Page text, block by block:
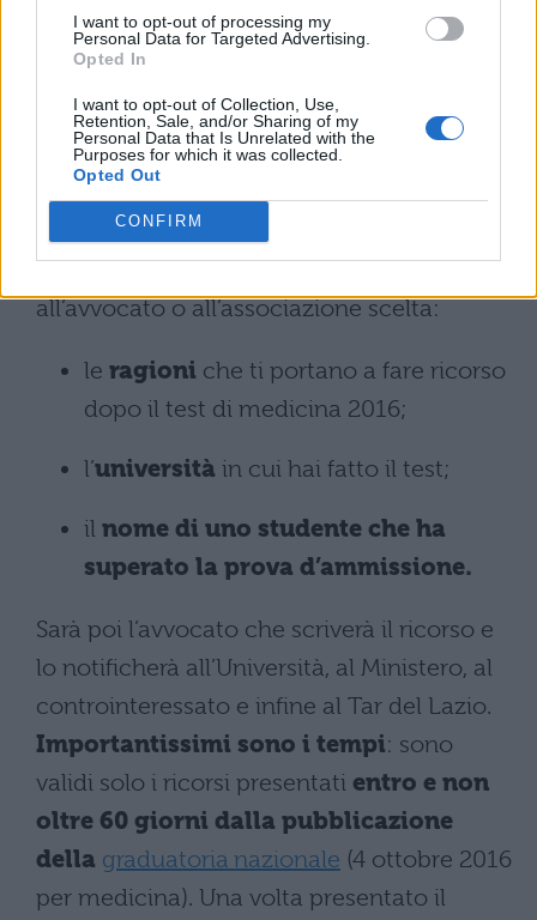
I want to opt-out of processing my
Personal Data for Targeted Advertising.
Opted In
I want to opt-out of Collection, Use,
Retention, Sale, and/or Sharing of my
Personal Data that Is Unrelated with the
Purposes for which it was collected.
Opted Out
CONFIRM
può ricorrere individualmente.
Il costo
in questo caso è molto più alto
quanto avrai bisogno di un legale che ti
segua: dovrai considerare anche il
pagamento di spese fiscali e di
cancelleria, più rimborso spese.
In ogni caso, dovrai trasmettere
all’avvocato o all’associazione scelta:
le ragioni che ti portano a fare ricorso
dopo il test di medicina 2016;
l’università in cui hai fatto il test;
il nome di uno studente che ha
superato la prova d’ammissione.
Sarà poi l’avvocato che scriverà il ricorso e
lo notificherà all’Università, al Ministero, al
controinteressato e infine al Tar del Lazio.
Importantissimi sono i tempi: sono
validi solo i ricorsi presentati entro e non
oltre 60 giorni dalla pubblicazione
della graduatoria nazionale (4 ottobre 2016
per medicina). Una volta presentato il